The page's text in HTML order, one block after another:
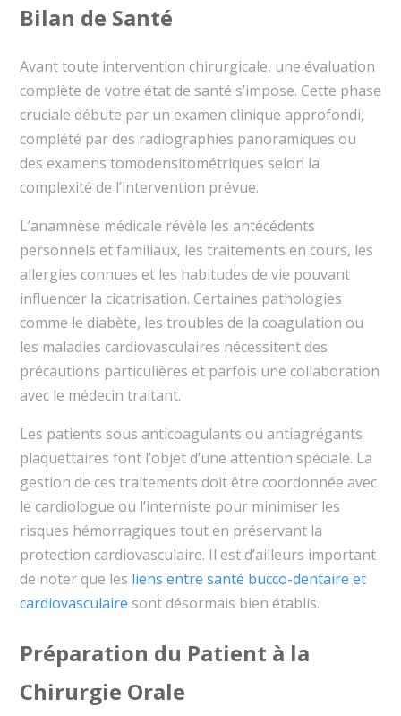
Bilan de Santé
Avant toute intervention chirurgicale, une évaluation
complète de votre état de santé s’impose. Cette phase
cruciale débute par un examen clinique approfondi,
complété par des radiographies panoramiques ou
des examens tomodensitométriques selon la
complexité de l’intervention prévue.
L’anamnèse médicale révèle les antécédents
personnels et familiaux, les traitements en cours, les
allergies connues et les habitudes de vie pouvant
influencer la cicatrisation. Certaines pathologies
comme le diabète, les troubles de la coagulation ou
les maladies cardiovasculaires nécessitent des
précautions particulières et parfois une collaboration
avec le médecin traitant.
Les patients sous anticoagulants ou antiagrégants
plaquettaires font l’objet d’une attention spéciale. La
gestion de ces traitements doit être coordonnée avec
le cardiologue ou l’interniste pour minimiser les
risques hémorragiques tout en préservant la
protection cardiovasculaire. Il est d’ailleurs important
de noter que les liens entre santé bucco-dentaire et
cardiovasculaire sont désormais bien établis.
Préparation du Patient à la
Chirurgie Orale